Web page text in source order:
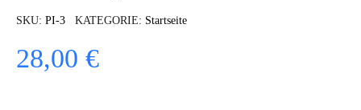
SKU PI-3 KATEGORIE Startseite
28,00 €